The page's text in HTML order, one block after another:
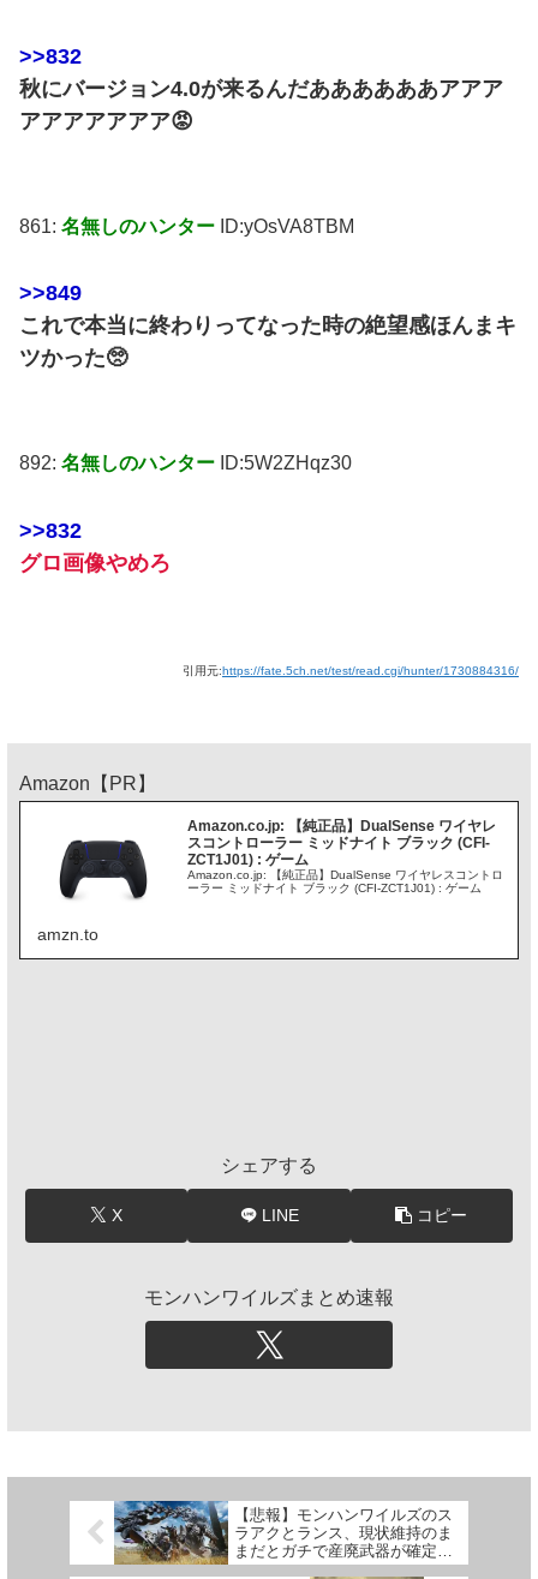
>>832
秋にバージョン4.0が来るんだああああああアアア
アアアアアアア😡
861: 名無しのハンター ID:yOsVA8TBM
>>849
これで本当に終わりってなった時の絶望感ほんまキ
ツかった🥺
892: 名無しのハンター ID:5W2ZHqz30
>>832
グロ画像やめろ
引用元:https://fate.5ch.net/test/read.cgi/hunter/1730884316/
Amazon【PR】
Amazon.co.jp: 【純正品】DualSense ワイヤレ
スコントローラー ミッドナイト ブラック (CFI-
ZCT1J01) : ゲーム
Amazon.co.jp: 【純正品】DualSense ワイヤレスコントロ
ーラー ミッドナイト ブラック (CFI-ZCT1J01) : ゲーム
amzn.to
シェアする
X LINE コピー
モンハンワイルズまとめ速報
【悲報】モンハンワイルズのス
ラアクとランス、現状維持のま
まだとガチで産廃武器が確定し
てしまう